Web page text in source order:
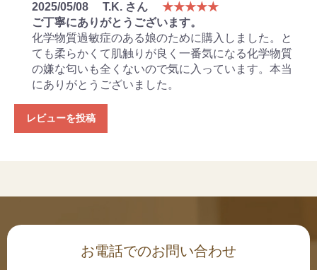
2025/05/08 T.K. さん
★★★★★
ご丁寧にありがとうございます。
化学物質過敏症のある娘のために購入しました。と
ても柔らかくて肌触りが良く一番気になる化学物質
の嫌な匂いも全くないので気に入っています。本当
にありがとうございました。
レビューを投稿
お電話でのお問い合わせ